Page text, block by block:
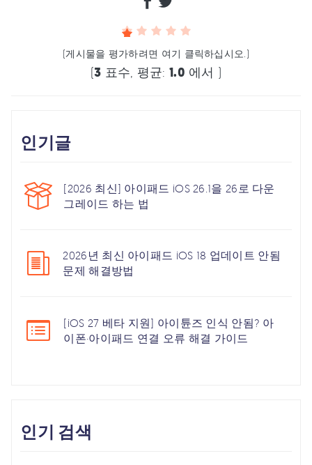
(게시물을 평가하려면 여기 클릭하십시오.)
(3 표수, 평균: 1.0 에서 )
인기글
[2026 최신] 아이패드 iOS 26.1을 26로 다운
그레이드 하는 법
2026년 최신 아이패드 iOS 18 업데이트 안됨
문제 해결방법
[iOS 27 베타 지원] 아이튠즈 인식 안됨? 아
이폰·아이패드 연결 오류 해결 가이드
인기 검색